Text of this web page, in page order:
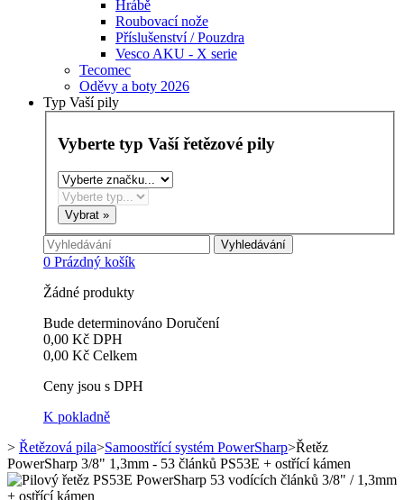
Hrábě
Roubovací nože
Příslušenství / Pouzdra
Vesco AKU - X serie
Tecomec
Oděvy a boty 2026
Typ Vaší pily
Vyberte typ Vaší řetězové pily
Vyhledávání
0 Prázdný košík
Žádné produkty
Bude determinováno Doručení
0,00 Kč DPH
0,00 Kč Celkem
Ceny jsou s DPH
K pokladně
> Řetězová pila>Samoostřící systém PowerSharp>Řetěz
PowerSharp 3/8" 1,3mm - 53 článků PS53E + ostřící kámen